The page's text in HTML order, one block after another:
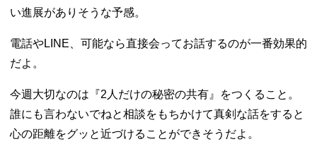
い進展がありそうな予感。
電話やLINE、可能なら直接会ってお話するのが一番効果的
だよ。
今週大切なのは『2人だけの秘密の共有』をつくること。
誰にも言わないでねと相談をもちかけて真剣な話をすると
心の距離をグッと近づけることができそうだよ。